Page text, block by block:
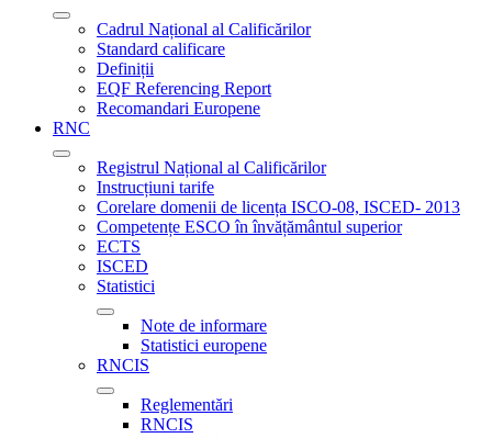
Cadrul Național al Calificărilor
Standard calificare
Definiții
EQF Referencing Report
Recomandari Europene
RNC
Registrul Național al Calificărilor
Instrucțiuni tarife
Corelare domenii de licența ISCO-08, ISCED- 2013
Competențe ESCO în învățământul superior
ECTS
ISCED
Statistici
Note de informare
Statistici europene
RNCIS
Reglementări
RNCIS